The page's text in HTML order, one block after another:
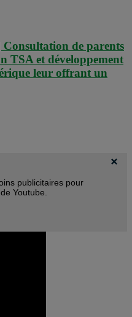
de parents
TSA et développement
leur offrant un
publicitaires pour
Youtube.